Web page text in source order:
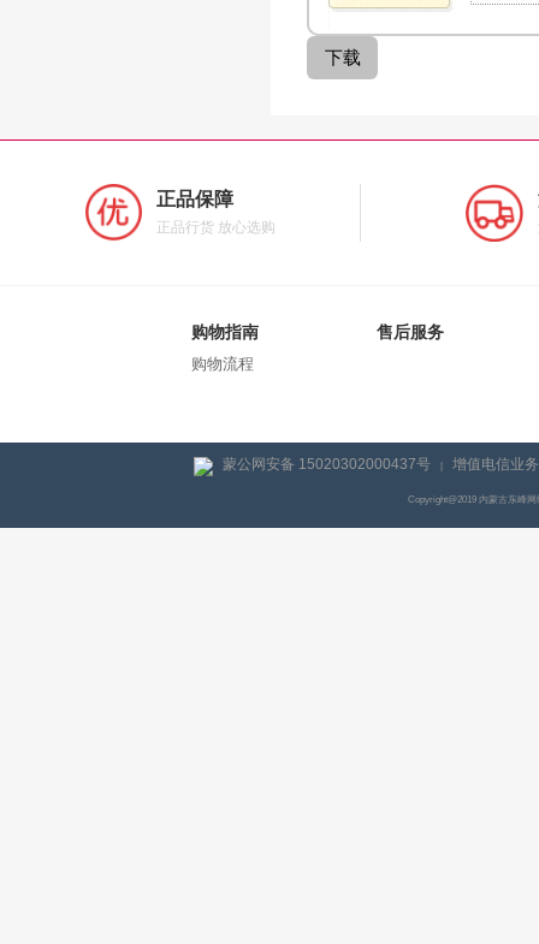
正品保障
正品行货 放心选购
购物指南
购物流程
售后服务
蒙公网安备 15020302000437号 | 增值电信业
Copyright@2019 内蒙古东峰